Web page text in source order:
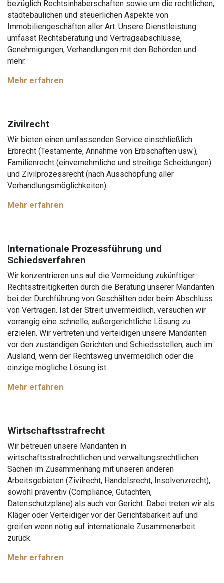
bezüglich Rechtsinhaberschaften sowie um die rechtlichen,
städtebaulichen und steuerlichen Aspekte von
Immobiliengeschäften aller Art. Unsere Dienstleistung
umfasst Rechtsberatung und Vertragsabschlüsse,
Genehmigungen, Verhandlungen mit den Behörden und
mehr.
Mehr erfahren
Zivilrecht
Wir bieten einen umfassenden Service einschließlich
Erbrecht (Testamente, Annahme von Erbschaften usw.),
Familienrecht (einvernehmliche und streitige Scheidungen)
und Zivilprozessrecht (nach Ausschöpfung aller
Verhandlungsmöglichkeiten).
Mehr erfahren
Internationale Prozessführung und
Schiedsverfahren
Wir konzentrieren uns auf die Vermeidung zukünftiger
Rechtsstreitigkeiten durch die Beratung unserer Mandanten
bei der Durchführung von Geschäften oder beim Abschluss
von Verträgen. Ist der Streit unvermeidlich, versuchen wir
vorrangig eine schnelle, außergerichtliche Lösung zu
erzielen. Wir vertreten und verteidigen unsere Mandanten
vor den zuständigen Gerichten und Schiedsstellen, auch im
Ausland, wenn der Rechtsweg unvermeidlich oder die
einzige mögliche Lösung ist.
Mehr erfahren
Wirtschaftsstrafrecht
Wir betreuen unsere Mandanten in
wirtschaftsstrafrechtlichen und verwaltungsrechtlichen
Sachen im Zusammenhang mit unseren anderen
Arbeitsgebieten (Zivilrecht, Handelsrecht, Insolvenzrecht),
sowohl präventiv (Compliance, Gutachten,
Datenschutzpläne) als auch vor Gericht. Dabei treten wir als
Kläger oder Verteidiger vor der Gerichtsbarkeit auf und
greifen wenn nötig auf internationale Zusammenarbeit
zurück.
Mehr erfahren